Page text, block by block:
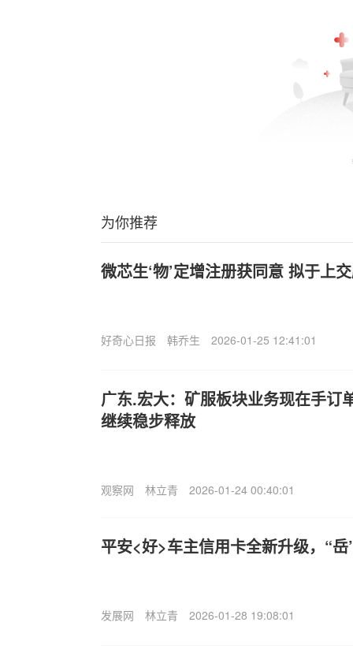
为你推荐
微芯生‘物’定增注册获同意 拟于上
好奇心日报 韩乔生 2026-01-25 12:41:01
广东.宏大：矿服板块业务现在手订
继续稳步释放
观察网 林立青 2026-01-24 00:40:01
平安<好>车主信用卡全新升级，“岳
发展网 林立青 2026-01-28 19:08:01